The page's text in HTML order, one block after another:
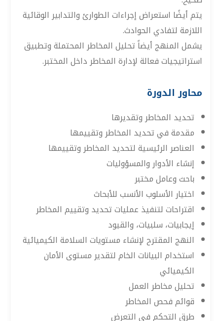
يتم أيضًا استعراض إجراءات الطوارئ والتدابير الوقائية
اللازمة لتفادي الحوادث.
يشمل المنهج أيضاً تحليل المخاطر المحتملة وتطبيق
استراتيجيات فعالة لإدارة المخاطر داخل المختبر.
محاور الدورة
تحديد المخاطر وتقديرها
مقدمة في تحديد المخاطر وتقييمها
العناصر الرئيسية لتحديد المخاطر وتقييمها
إنشاء الأدوار والمسؤوليات
باحث وعامل مختبر
اختيار الأسلوب الأنسب للأبحاث
اقتراحات لتنفيذ عمليات تحديد وتقييم المخاطر
إيجابيات، سلبيات، والقيود
النهج المقترح لإنشاء مستويات السلامة الكيميائية
استخدام البيانات الخام لتقدير مستوى الأمان
الكيميائي
تحليل مخاطر العمل
قوائم فحص المخاطر
طرق التحكم في التعرض